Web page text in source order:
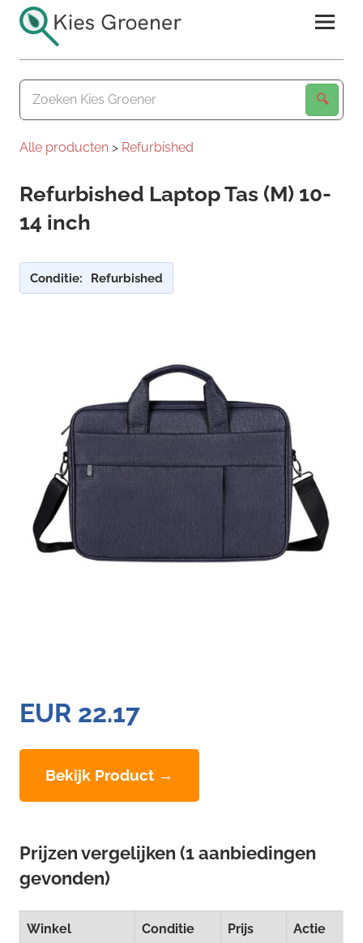
naar
inhoudKies
Groener
Alle producten > Refurbished
Refurbished Laptop Tas (M) 10-
14 inch
Conditie: Refurbished
EUR 22.17
Bekijk Product →
Prijzen vergelijken (1 aanbiedingen
gevonden)
Winkel Conditie Prijs Actie